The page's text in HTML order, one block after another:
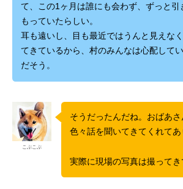
て、この1ヶ月は誰にも会わず、ずっと引
もっていたらしい。
耳も遠いし、目も最近ではうんと見えな
てきているから、村のみんなは心配して
だそう。
こぶこぶ
そうだったんだね。おばあ
色々話を聞いてきてくれてあ
実際に現場の写真は撮ってき